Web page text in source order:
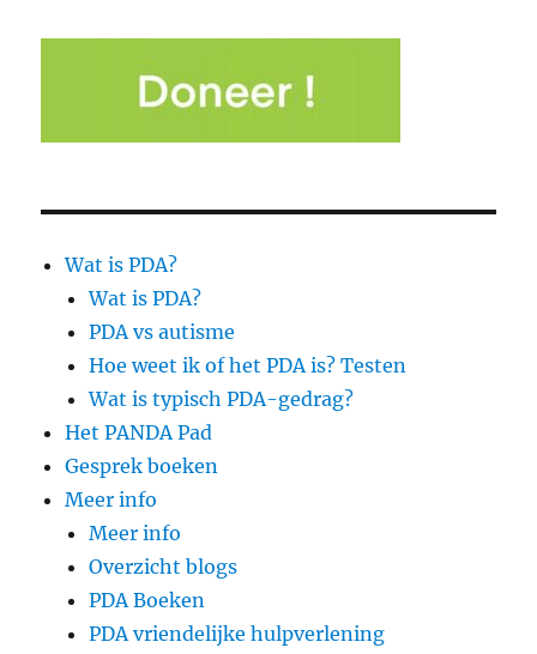
Wat is PDA?
Wat is PDA?
PDA vs autisme
Hoe weet ik of het PDA is? Testen
Wat is typisch PDA-gedrag?
Het PANDA Pad
Gesprek boeken
Meer info
Meer info
Overzicht blogs
PDA Boeken
PDA vriendelijke hulpverlening